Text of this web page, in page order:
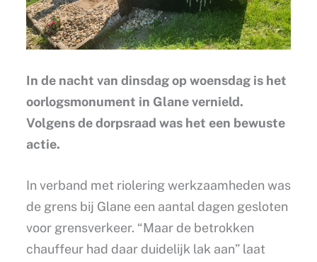
In de nacht van dinsdag op woensdag is het
oorlogsmonument in Glane vernield.
Volgens de dorpsraad was het een bewuste
actie.
In verband met riolering werkzaamheden was
de grens bij Glane een aantal dagen gesloten
voor grensverkeer. “Maar de betrokken
chauffeur had daar duidelijk lak aan” laat